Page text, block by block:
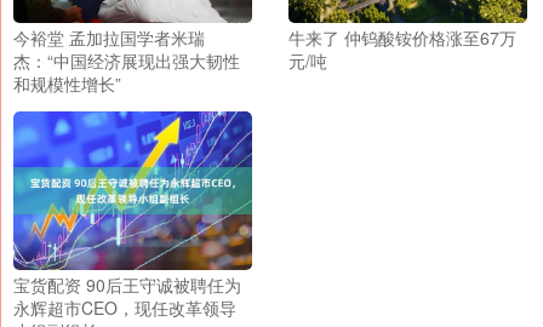
今裕堂 孟加拉国学者米瑞
杰：“中国经济展现出强大韧性
和规模性增长”
牛来了 仲钨酸铵价格涨至67万
元/吨
宝货配资 90后王守诚被聘任为
永辉超市CEO，现任改革领导